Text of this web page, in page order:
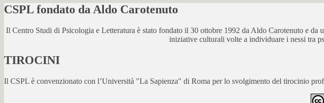
CSPL fondato da Aldo Carotenuto
Il Centro Studi di Psicologia e Letteratura è stato fondato il 30 ottobre 1992 da Aldo Carotenuto e
iniziative culturali volte a individuare i nessi tra
TIROCINI
Il CSPL è convenzionato con l’Università "La Sapienza" di Roma per lo svolgimento del tirocinio